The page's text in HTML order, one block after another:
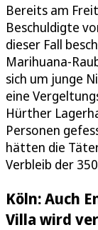
Bereits am
Beschuldigte
dieser Fall
Marihuana-
sich um junge
eine
Hürther
Personen
hätten die
Verbleib der
Köln: Auch
Villa wird